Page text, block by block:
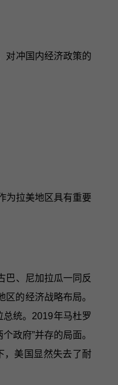
对冲国内经济政策的
为拉美地区具有重要
巴、尼加拉瓜一同反
的经济战略布局。
统。2019年马杜罗
政府”并存的局面。
，美国显然失去了耐